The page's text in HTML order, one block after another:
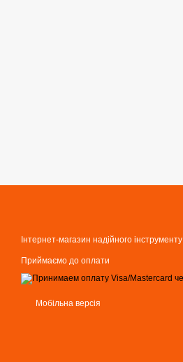
Інтернет-магазин надійного інструменту
Приймаємо до оплати
Мобільна версія